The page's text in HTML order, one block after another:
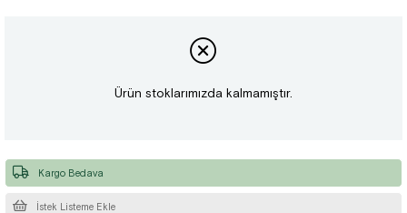
Ürün stoklarımızda kalmamıştır.
İstek Listeme Ekle
Kargo Bedava